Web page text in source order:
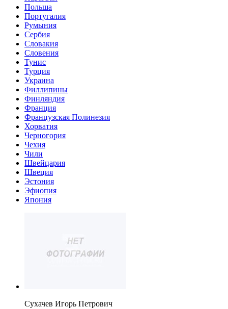
Польша
Португалия
Румыния
Сербия
Словакия
Словения
Тунис
Турция
Украина
Филлипины
Финляндия
Франция
Французская Полинезия
Хорватия
Черногория
Чехия
Чили
Швейцария
Швеция
Эстония
Эфиопия
Япония
Сухачев Игорь Петрович